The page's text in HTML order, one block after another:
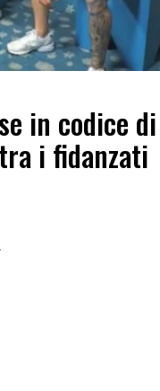
in codice
i fidanzati